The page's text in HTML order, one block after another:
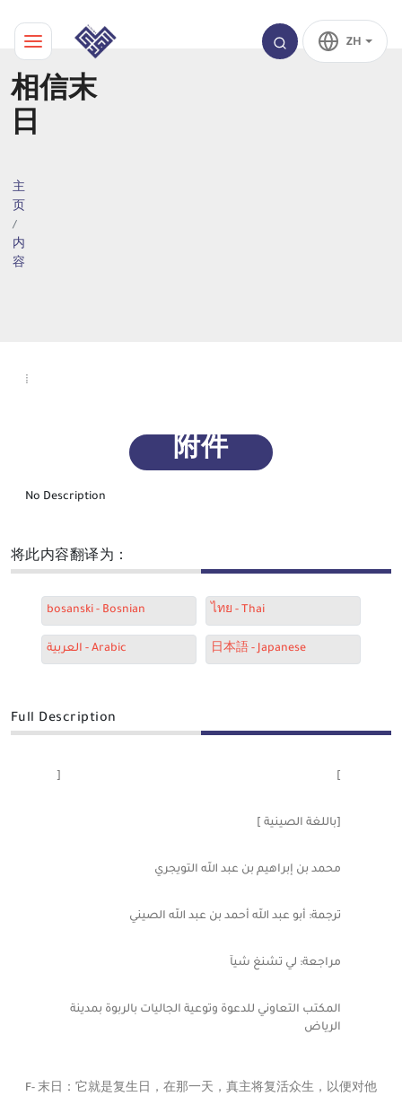
ZH
相信末
日
主
页
内
容
附件
No Description
将此内容翻译为：
bosanski - Bosnian ไทย - Thai
العربية - Arabic 日本語 - Japanese
Full Description
[ ]
[باللغة الصينية ]
محمد بن إبراهيم بن عبد الله التويجري
ترجمة: أبو عبد الله أحمد بن عبد الله الصيني
مراجعة: لي تشنغ شيآ
المكتب التعاوني للدعوة وتوعية الجاليات بالربوة بمدينة
الرياض
F- 末日：它就是复生日，在那一天，真主将复活众生，以便对他